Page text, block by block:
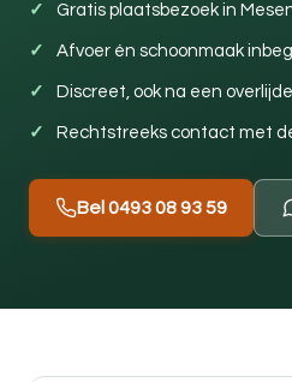
Gratis plaatsbezoek in
Afvoer én schoonmaak
Discreet, ook na een
Rechtstreeks contact met
Bel 0493 08 93 59